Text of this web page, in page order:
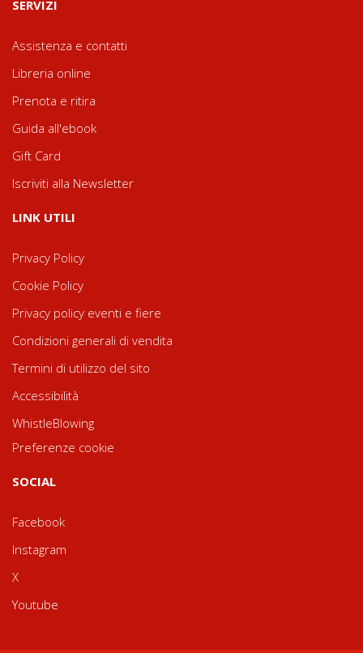
SERVIZI
Assistenza e contatti
Libreria online
Prenota e ritira
Guida all'ebook
Gift Card
Iscriviti alla Newsletter
LINK UTILI
Privacy Policy
Cookie Policy
Privacy policy eventi e fiere
Condizioni generali di vendita
Termini di utilizzo del sito
Accessibilità
WhistleBlowing
Preferenze cookie
SOCIAL
Facebook
Instagram
X
Youtube